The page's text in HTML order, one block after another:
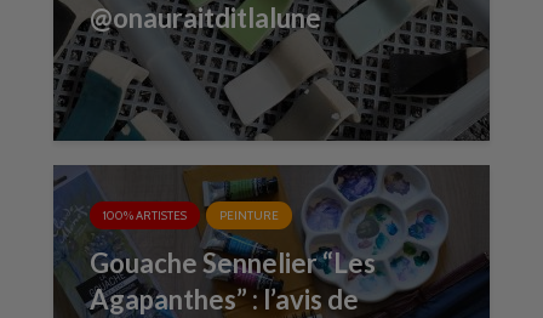
@onauraitditlalune
100% ARTISTES PEINTURE
Gouache Sennelier “Les
Agapanthes” : l’avis de